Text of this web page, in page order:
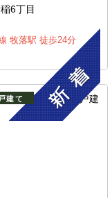
6丁目
牧落駅 徒歩24分
建て